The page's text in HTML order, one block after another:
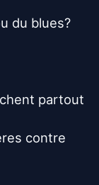
du blues?
partout
contre